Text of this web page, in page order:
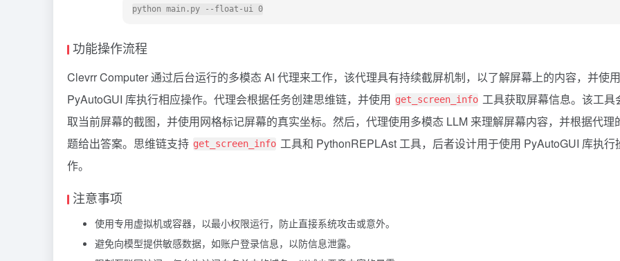
功能操作流程
Clevrr Computer 通过后台运行的多模态 AI 代理来工作，该代理具有持续截屏机制，以了解屏幕上的内容，并使用
PyAutoGUI 库执行相应操作。代理会根据任务创建思维链，并使用 get_screen_info 工具获取屏幕信息。该工具
取当前屏幕的截图，并使用网格标记屏幕的真实坐标。然后，代理使用多模态 LLM 来理解屏幕内容，并根据代理
题给出答案。思维链支持 get_screen_info 工具和 PythonREPLAst 工具，后者设计用于使用 PyAutoGUI 库执行
作。
注意事项
使用专用虚拟机或容器，以最小权限运行，防止直接系统攻击或意外。
避免向模型提供敏感数据，如账户登录信息，以防信息泄露。